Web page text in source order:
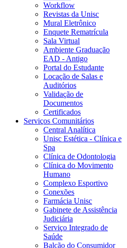
Workflow
Revistas da Unisc
Mural Eletrônico
Enquete Rematrícula
Sala Virtual
Ambiente Graduação
EAD - Antigo
Portal do Estudante
Locação de Salas e
Auditórios
Validação de
Documentos
Certificados
Serviços Comunitários
Central Analítica
Unisc Estética - Clínica e
Spa
Clínica de Odontologia
Clínica do Movimento
Humano
Complexo Esportivo
Conexões
Farmácia Unisc
Gabinete de Assistência
Judiciária
Serviço Integrado de
Saúde
Balcão do Consumidor